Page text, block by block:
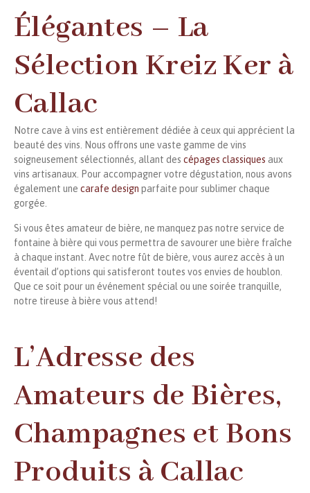
Élégantes – La
Sélection Kreiz Ker à
Callac
Notre cave à vins est entièrement dédiée à ceux qui apprécient la
beauté des vins. Nous offrons une vaste gamme de vins
soigneusement sélectionnés, allant des cépages classiques aux
vins artisanaux. Pour accompagner votre dégustation, nous avons
également une carafe design parfaite pour sublimer chaque
gorgée.
Si vous êtes amateur de bière, ne manquez pas notre service de
fontaine à bière qui vous permettra de savourer une bière fraîche
à chaque instant. Avec notre fût de bière, vous aurez accès à un
éventail d’options qui satisferont toutes vos envies de houblon.
Que ce soit pour un événement spécial ou une soirée tranquille,
notre tireuse à bière vous attend!
L’Adresse des
Amateurs de Bières,
Champagnes et Bons
Produits à Callac